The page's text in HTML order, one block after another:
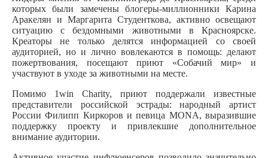
которых были замечены блогеры-миллионники Карина
Аракелян и Маргарита Студенткова, активно освещают
ситуацию с бездомными животными в Красноярске.
Креаторы не только делятся информацией со своей
аудиторией, но и лично вовлекаются в помощь: делают
пожертвования, посещают приют «Собачий мир» и
участвуют в уходе за животными на месте.
Помимо 1win Charity, приют поддержали известные
представители российской эстрады: народный артист
России Филипп Киркоров и певица MONA, выразившие
поддержку проекту и привлекшие дополнительное
внимание аудитории.